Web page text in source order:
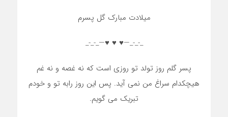
میلادت مبارک گل پسرم
_-_-_—♥️ ♥️ ♥️—_-_-_
پسر گلم روز تولد تو روزی است که نه غصه و نه غم
هیچکدام سراغ من نمی آید. پس این روز رابه تو و خودم
تبریک می گویم.